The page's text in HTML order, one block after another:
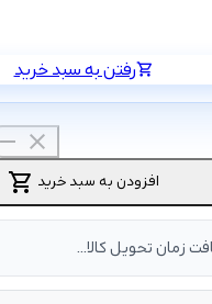
رفتن به سبد خریدshopping_cart
remove close
shopping_cart افزودن به سبد خرید
زمان تحویل کالا...